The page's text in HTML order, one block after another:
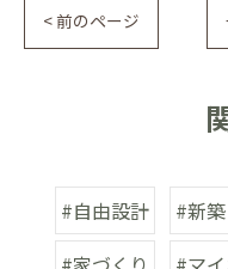
< 前のページ
#自由設計 #新築